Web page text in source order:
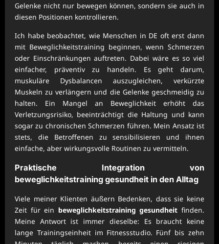
Gelenke nicht nur bewegen können, sondern sie auch in
diesen Positionen kontrollieren.
Ich habe beobachtet, wie Menschen in DE oft erst dann
mit Beweglichkeitstraining beginnen, wenn Schmerzen
oder Einschränkungen auftreten. Dabei wäre es so viel
einfacher, präventiv zu handeln. Es geht darum,
muskuläre Dysbalancen auszugleichen, verkürzte
Muskeln zu verlängern und die Gelenke geschmeidig zu
halten. Ein Mangel an Beweglichkeit erhöht das
Verletzungsrisiko, beeinträchtigt die Haltung und kann
sogar zu chronischen Schmerzen führen. Mein Ansatz ist
stets, die Betroffenen zu sensibilisieren und ihnen
einfache, aber wirkungsvolle Routinen zu vermitteln.
Praktische Integration von
beweglichkeitstraining gesundheit in den Alltag
Viele meiner Klienten äußern Bedenken, dass sie keine
Zeit für ein beweglichkeitstraining gesundheit finden.
Meine Antwort ist immer dieselbe: Es braucht keine
lange Trainingseinheit im Fitnessstudio. Fünf bis zehn